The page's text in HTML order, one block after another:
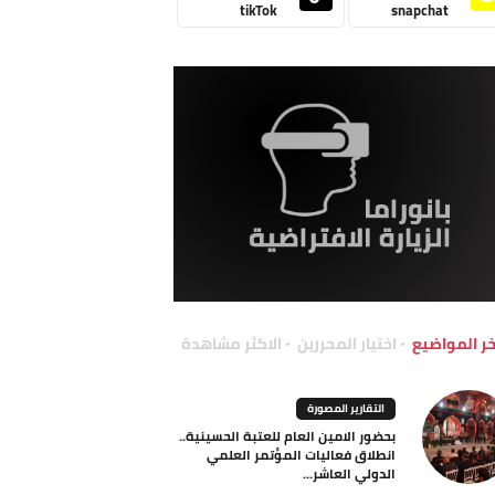
snapchat
tikTok
المواضيع اختيار المحررين الاكثر مشاهدة
التقارير المصورة
بحضور الامين العام للعتبة الحسينية..
انطلاق فعاليات المؤتمر العلمي
الدولي العاشر...